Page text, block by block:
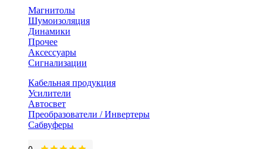
Магнитолы
Шумоизоляция
Динамики
Прочее
Аксессуары
Сигнализации
Кабельная продукция
Усилители
Автосвет
Преобразователи / Инвертеры
Сабвуферы